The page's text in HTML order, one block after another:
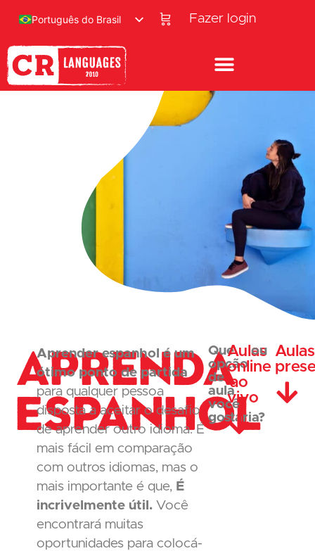
Fazer login
Português do Brasil
Aprenda
Espanhol
Aprender espanhol é um
ótimo ponto de partida
para qualquer pessoa
disposta a aceitar o desafio
de aprender outro idioma. É
mais fácil em comparação
com outros idiomas, mas o
mais importante é que, É
incrivelmente útil. Você
encontrará muitas
oportunidades para colocá-
Que
opção
de
aula
você
gostaria?
Aulas
online
ao
vivo
ou Aulas